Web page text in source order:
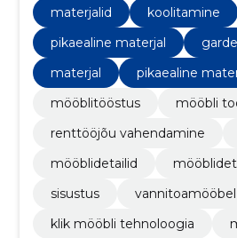
ning kliendipõhist lähenemist.
materjalid
koolitamine
pikaealine materjal
materjal
pikaealine
mööblitööstus
mööbli
renttööjõu vahendamine
mööblidetailid
sisustus
vannitoamööbel
klik mööbli tehnoloogia